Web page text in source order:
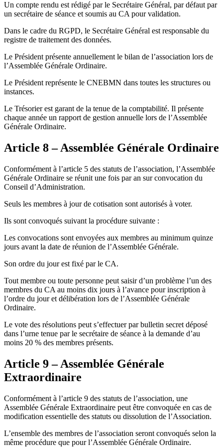
Un compte rendu est rédigé par le Secrétaire Général, par défaut par
un secrétaire de séance et soumis au CA pour validation.
Dans le cadre du RGPD, le Secrétaire Général est responsable du
registre de traitement des données.
Le Président présente annuellement le bilan de l’association lors de
l’Assemblée Générale Ordinaire.
Le Président représente le CNEBMN dans toutes les structures ou
instances.
Le Trésorier est garant de la tenue de la comptabilité. Il présente
chaque année un rapport de gestion annuelle lors de l’Assemblée
Générale Ordinaire.
Article 8 – Assemblée Générale Ordinaire
Conformément à l’article 5 des statuts de l’association, l’Assemblée
Générale Ordinaire se réunit une fois par an sur convocation du
Conseil d’Administration.
Seuls les membres à jour de cotisation sont autorisés à voter.
Ils sont convoqués suivant la procédure suivante :
Les convocations sont envoyées aux membres au minimum quinze
jours avant la date de réunion de l’Assemblée Générale.
Son ordre du jour est fixé par le CA.
Tout membre ou toute personne peut saisir d’un problème l’un des
membres du CA au moins dix jours à l’avance pour inscription à
l’ordre du jour et délibération lors de l’Assemblée Générale
Ordinaire.
Le vote des résolutions peut s’effectuer par bulletin secret déposé
dans l’urne tenue par le secrétaire de séance à la demande d’au
moins 20 % des membres présents.
Article 9 – Assemblée Générale
Extraordinaire
Conformément à l’article 9 des statuts de l’association, une
Assemblée Générale Extraordinaire peut être convoquée en cas de
modification essentielle des statuts ou dissolution de l’Association.
L’ensemble des membres de l’association seront convoqués selon la
même procédure que pour l’Assemblée Générale Ordinaire.